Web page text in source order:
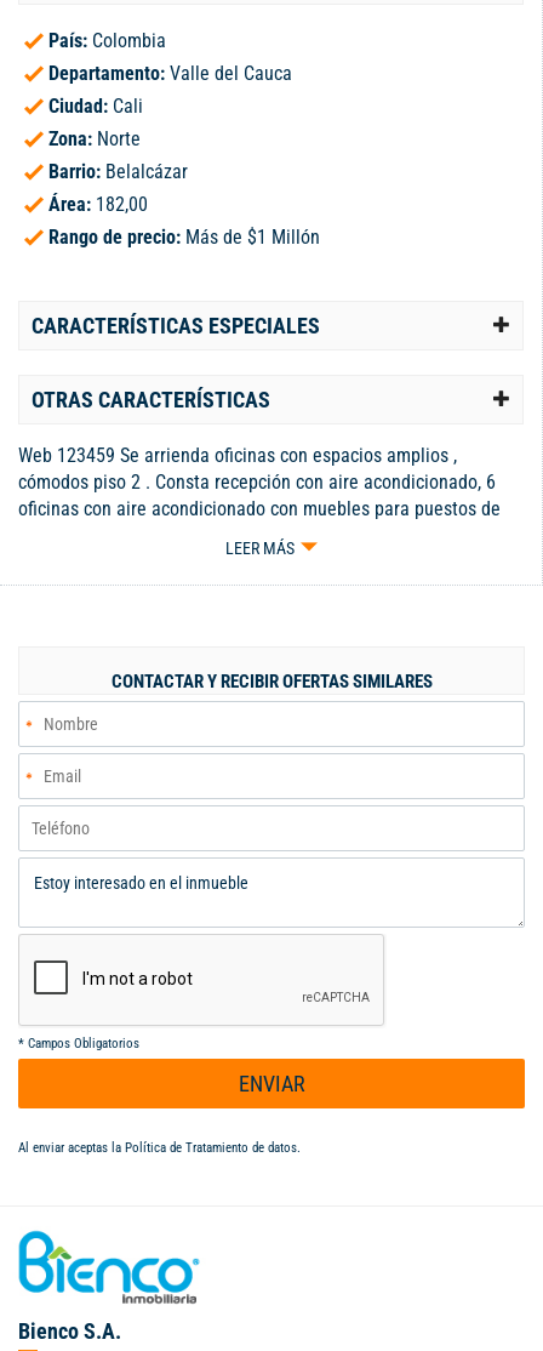
País: Colombia
Departamento: Valle del Cauca
Ciudad: Cali
Zona: Norte
Barrio: Belalcázar
Área: 182,00
Rango de precio: Más de $1 Millón
CARACTERÍSTICAS ESPECIALES
OTRAS CARACTERÍSTICAS
Web 123459 Se arrienda oficinas con espacios amplios ,
cómodos piso 2 . Consta recepción con aire acondicionado, 6
oficinas con aire acondicionado con muebles para puestos de
trabajo , sala de juntas con aire acondicionado, oficina principal
con aire acondicionado y baño privado, cocineta , baño social y
área de oficios. cuentan con luces led , cámaras de seguridad ,
sur oriental. Cómodas vias. Fácil acceso a transporte publico.
Perfecto espacio para impulsar tu negocio Cod 123459 Código
interno: A123459
LEER MÁS
CONTACTAR Y RECIBIR OFERTAS SIMILARES
* Campos Obligatorios
ENVIAR
Al enviar aceptas la Política de Tratamiento de datos.
Bienco S.A.